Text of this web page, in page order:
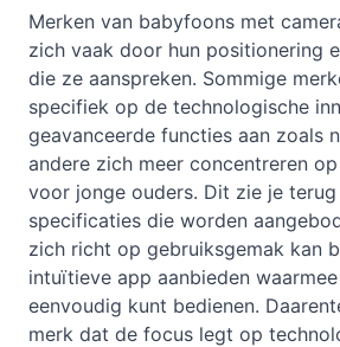
Merken van babyfoons met
zich vaak door hun positionering
die ze aanspreken. Sommige
specifiek op de technologische
geavanceerde functies aan zoals
andere zich meer concentreren
voor jonge ouders. Dit zie je
specificaties die worden
zich richt op gebruiksgemak kan
intuïtieve app aanbieden
eenvoudig kunt bedienen.
merk dat de focus legt op